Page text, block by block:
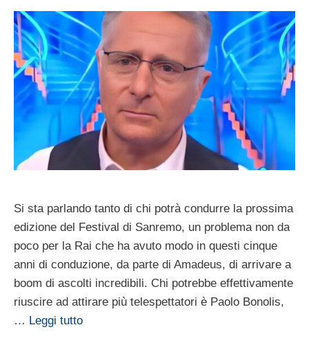
Si sta parlando tanto di chi potrà condurre la prossima
edizione del Festival di Sanremo, un problema non da
poco per la Rai che ha avuto modo in questi cinque
anni di conduzione, da parte di Amadeus, di arrivare a
boom di ascolti incredibili. Chi potrebbe effettivamente
riuscire ad attirare più telespettatori è Paolo Bonolis,
… Leggi tutto